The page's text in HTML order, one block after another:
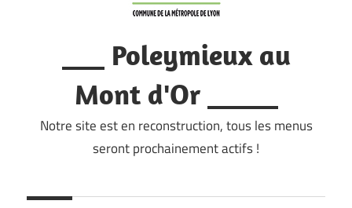
___ Poleymieux au
Mont d'Or _____
Notre site est en reconstruction, tous les menus
seront prochainement actifs !